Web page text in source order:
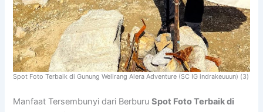
Spot Foto Terbaik di Gunung Welirang Alera Adventure (SC IG indrakeuuun) (3)
Manfaat Tersembunyi dari BerburuSpot Foto Terbaik di